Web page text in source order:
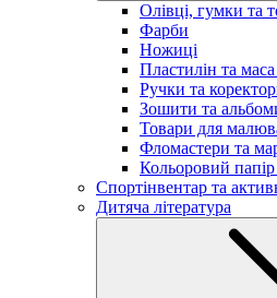
Олівці, гумки та
Фарби
Ножиці
Пластилін та
Ручки та
Зошити та
Товари для
Фломастери та
Кольоровий папір
Спортінвентар та
Дитяча література